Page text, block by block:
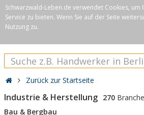
Schwarzwald-Leben.de verwendet Cookies, um
Service zu bieten. Wenn Sie auf der Seite
Nutzung zu.
Zurück zur Startseite
Industrie & Herstellung 270
Bau & Bergbau